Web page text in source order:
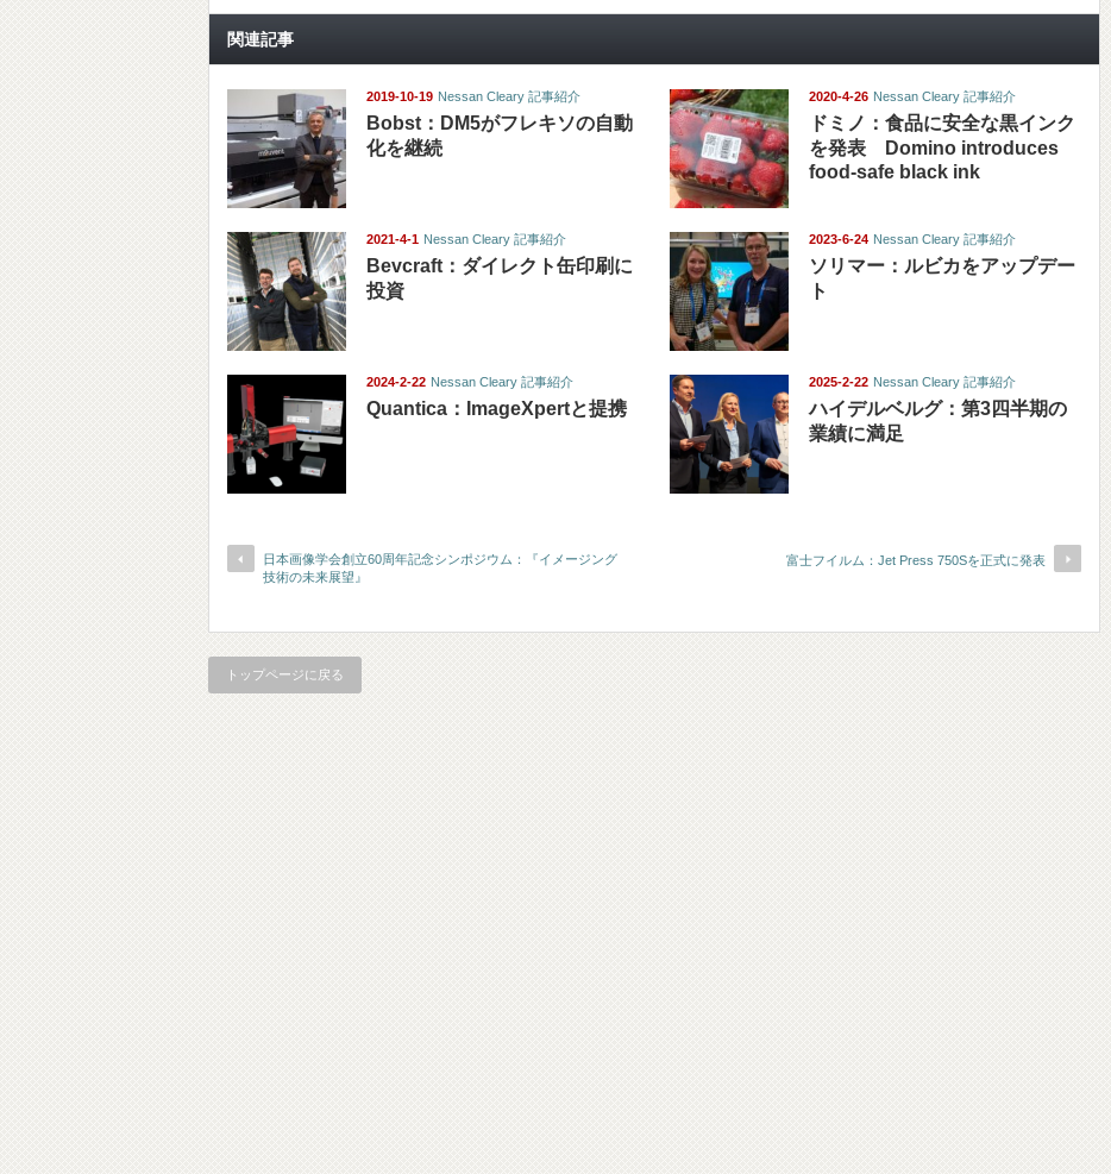
関連記事
2019-10-19 Nessan Cleary 記事紹介
Bobst：DM5がフレキソの自動
化を継続
2020-4-26 Nessan Cleary 記事紹介
ドミノ：食品に​​安全な黒インク
を発表 Domino introduces
food-safe black ink
2021-4-1 Nessan Cleary 記事紹介
Bevcraft：ダイレクト缶印刷に
投資
2023-6-24 Nessan Cleary 記事紹介
ソリマー：ルビカをアップデー
ト
2024-2-22 Nessan Cleary 記事紹介
Quantica：ImageXpertと提携
2025-2-22 Nessan Cleary 記事紹介
ハイデルベルグ：第3四半期の
業績に満足
日本画像学会創立60周年記念シンポジウム：『イメージング
技術の未来展望』
富士フイルム：Jet Press 750Sを正式に発表
トップページに戻る